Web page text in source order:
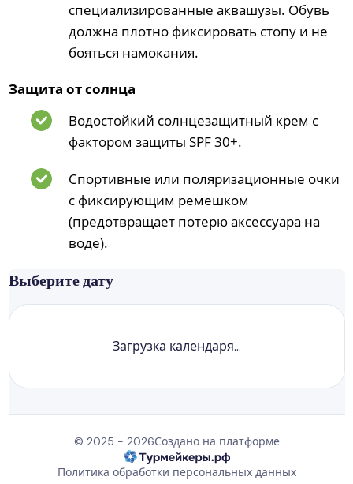
специализированные аквашузы. Обувь
должна плотно фиксировать стопу и не
бояться намокания.
Защита от солнца
Водостойкий солнцезащитный крем с
фактором защиты SPF 30+.
Спортивные или поляризационные очки
с фиксирующим ремешком
(предотвращает потерю аксессуара на
воде).